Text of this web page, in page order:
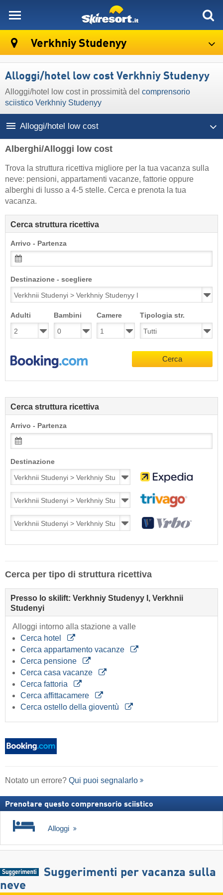
Verkhniy Studenyy
Alloggi/hotel low cost Verkhniy Studenyy
Alloggi/hotel low cost in prossimità del comprensorio
sciistico Verkhniy Studenyy
Alloggi/hotel low cost
Alberghi/Alloggi low cost
Trova la struttura ricettiva migliore per la tua vacanza sulla
neve: pensioni, appartamenti vacanze, fattorie oppure
alberghi di lusso a 4-5 stelle. Cerca e prenota la tua
vacanza.
Cerca struttura ricettiva
Arrivo - Partenza
Destinazione - scegliere
Adulti Bambini Camere Tipologia str.
Cerca
Cerca struttura ricettiva
Arrivo - Partenza
Destinazione
Cerca per tipo di struttura ricettiva
Presso lo skilift: Verkhniy Studenyy I, Verkhnii
Studenyi
Alloggi intorno alla stazione a valle
Cerca hotel
Cerca appartamento vacanze
Cerca pensione
Cerca casa vacanze
Cerca fattoria
Cerca affittacamere
Cerca ostello della gioventù
Notato un errore? Qui puoi segnalarlo
Prenotare questo comprensorio sciistico
Alloggi
Suggerimenti per vacanza sulla
neve